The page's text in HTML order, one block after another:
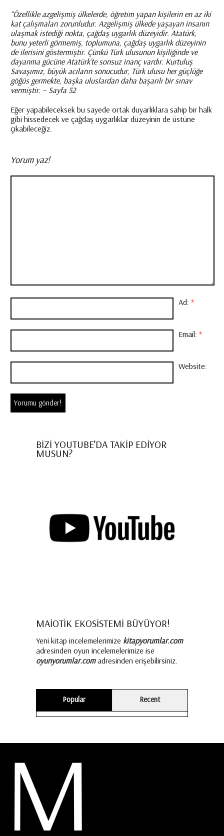
“Özellikle azgelişmiş ülkelerde, öğretim yapan kişilerin en az iki
kat çalışmaları zorunludur. Azgelişmiş ülkede yaşayan insanın
ulaşmak istediği nokta, çağdaş uygarlık düzeyidir. Atatürk,
bunu yeterli görmemiş, toplumuna, çağdaş uygarlık düzeyinin
de ilerisini göstermiştir. Çünkü Türk ulusunun kişiliğinde ve
dayanma gücüne Atatürk’te sonsuz inanç vardır. Kurtuluş
Savaşımız, büyük acıların sonucudur, Türk ulusu her güçlüğe
göğüs germekte, başka uluslardan daha başarılı bir sınav
vermiştir. – Sayfa 52
Eğer yapabileceksek bu sayede ortak duyarlıklara sahip bir halk
gibi hissedecek ve çağdaş uygarlıklar düzeyinin de üstüne
çıkabileceğiz.
Yorum yaz!
Ad: *
Email: *
Website:
BİZİ YOUTUBE’DA TAKİP EDİYOR
MUSUN?
MAİOTİK EKOSİSTEMİ BÜYÜYOR!
Yeni kitap incelemelerimize kitapyorumlar.com
adresinden oyun incelemelerimize ise
oyunyorumlar.comadresinden erişebilirsiniz.
Popular Recent